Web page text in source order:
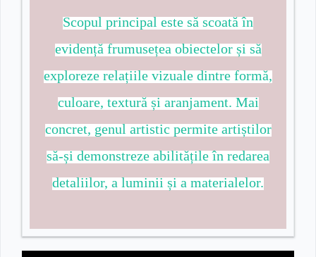
Scopul principal este să scoată în
evidență frumusețea obiectelor și să
exploreze relațiile vizuale dintre formă,
culoare, textură și aranjament. Mai
concret, genul artistic permite artiștilor
să-și demonstreze abilitățile în redarea
detaliilor, a luminii și a materialelor.